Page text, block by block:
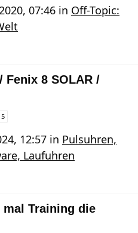
07:46 in Off-Topic:
Fenix 8 SOLAR /
12:57 in Pulsuhren,
Laufuhren
mal Training die